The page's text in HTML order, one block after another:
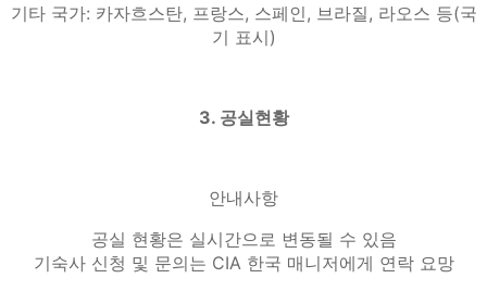
기타 국가: 카자흐스탄, 프랑스, 스페인, 브라질, 라오스 등(국
기 표시)
3. 공실현황
안내사항
공실 현황은 실시간으로 변동될 수 있음
기숙사 신청 및 문의는 CIA 한국 매니저에게 연락 요망